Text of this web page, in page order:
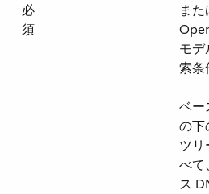
必
須
また
モデ
索条
ベー
の下
ツリ
べて
ス